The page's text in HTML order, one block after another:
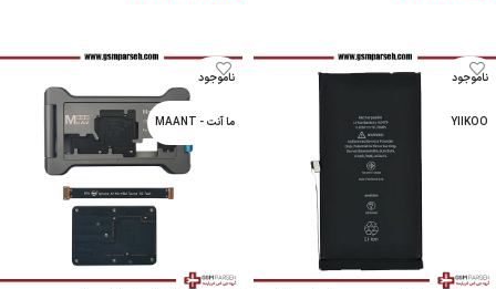
ناموجود
YIIKOO
ناموجود
ما آنت - MAANT